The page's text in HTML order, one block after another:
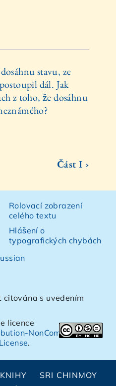
stavu, ze
dál. Jak
z toho, že dosáhnu
Část I ›
Rolovací zobrazení
celého textu
Hlášení o
typografických chybách
citována s uvedením
licence
NonCommercial-
.
SRI CHINMOY